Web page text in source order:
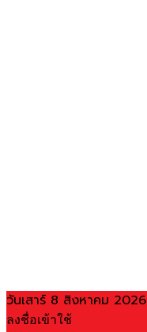
วันเสาร์ 8 สิงหาคม 2026
ลงชื่อเข้าใช้